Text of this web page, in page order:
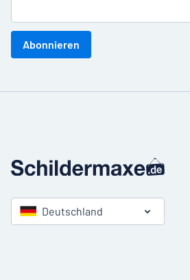
Abonnieren
Deutschland